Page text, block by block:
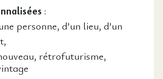
:
personne, d’un lieu, d’un
rétrofuturisme,